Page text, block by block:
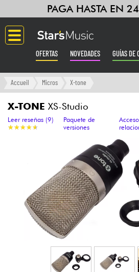
PAGA HASTA EN
OFERTAS NOVEDADES GUÍAS DE
Langue
Guitarras & Bajos
Ampli & Efectos
Sintetizadores & samplers
Grabación
Auriculares
Micros
Accueil Micros X-tone
X-TONE XS-Studio
★★★★★
★★★★★
Leer reseñas (9)
Paquete de
versiones